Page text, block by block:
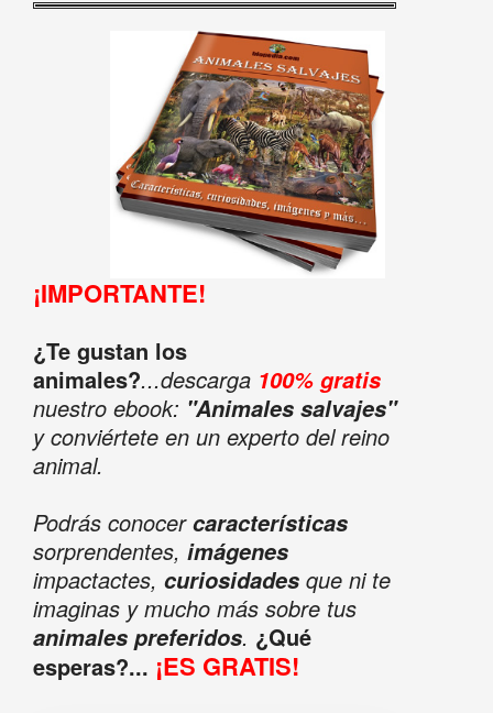
¡IMPORTANTE!
¿Te gustan los
animales?...descarga 100% gratis
nuestro ebook: "Animales salvajes"
y conviértete en un experto del reino
animal.
Podrás conocercaracterísticas
sorprendentes, imágenes
impactactes, curiosidadesque ni te
imaginas y mucho más sobre tus
animales preferidos. ¿Qué
esperas?... ¡ES GRATIS!